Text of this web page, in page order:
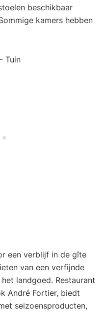
beschikbaar
kamers hebben
een verblijf in de gîte
van een verfijnde
landgoed. Restaurant
André Fortier, biedt
seizoensproducten,